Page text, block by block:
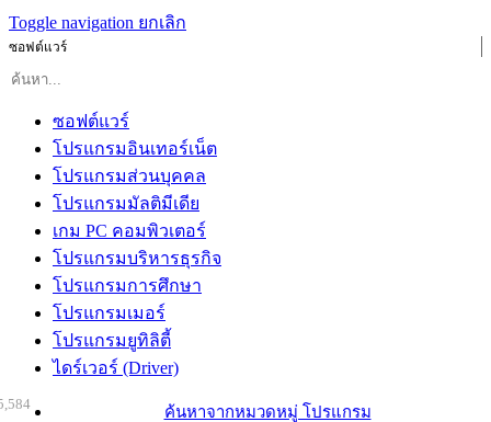
Toggle navigation ยกเลิก
ซอฟต์แวร์
ซอฟต์แวร์
โปรแกรมอินเทอร์เน็ต
โปรแกรมส่วนบุคคล
โปรแกรมมัลติมีเดีย
เกม PC คอมพิวเตอร์
โปรแกรมบริหารธุรกิจ
โปรแกรมการศึกษา
โปรแกรมเมอร์
โปรแกรมยูทิลิตี้
ไดร์เวอร์ (Driver)
ค้นหาจากหมวดหมู่ โปรแกรม